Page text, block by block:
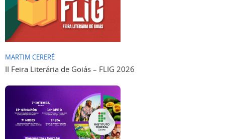
MARTIM CERERÊ
II Feira Literária de Goiás – FLIG 2026